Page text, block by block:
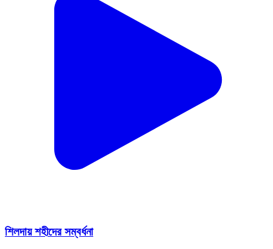
শিলদায় শহীদের সম্বর্ধনা